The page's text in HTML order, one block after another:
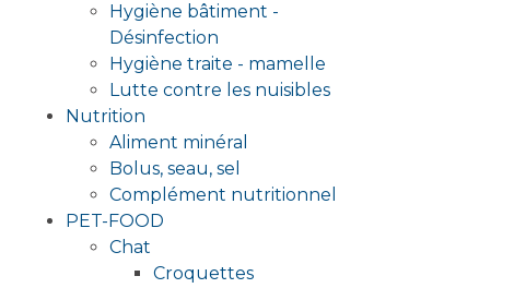
Hygiène bâtiment -
Désinfection
Hygiène traite - mamelle
Lutte contre les nuisibles
Nutrition
Aliment minéral
Bolus, seau, sel
Complément nutritionnel
PET-FOOD
Chat
Croquettes